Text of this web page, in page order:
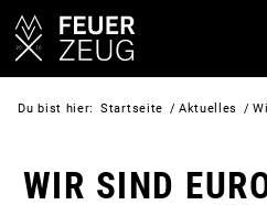
Du bist hier: Startseite / Aktuelles /
WIR SIND